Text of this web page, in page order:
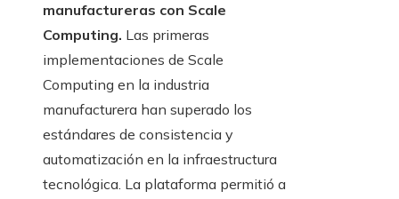
manufactureras con Scale
Computing. Las primeras
implementaciones de Scale
Computing en la industria
manufacturera han superado los
estándares de consistencia y
automatización en la infraestructura
tecnológica. La plataforma permitió a